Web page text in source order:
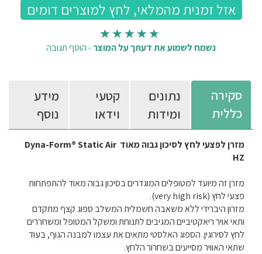
נשמח לשמוע את דעתך על המוצר-הוסף תגובה
סקירה
כללית
נתונים
ומידות
קטעי
וידאו
מידע
נוסף
מזרן לפצעי לחץ לסיכון גבוה מאוד Dyna-Form® Static Air
HZ
מזרן זה מיועד למטופלים המוגדרים בסיכון גבוה מאוד להתפתחות
פצעי לחץ (very high risk).
מזרון היברידי ללא משאבה חשמלית המשלב ספוג קצף מתקדם
ותאי אויר ריאקטיביים המגיבים לתנוחת ומשקל המטופל ומשחררים
לחץ לסירוגין. הספוג האלסטי מתאים את עצמו למבנה הגוף, בעוד
שתאי האוויר מסייעים בשחרור הלחץ.